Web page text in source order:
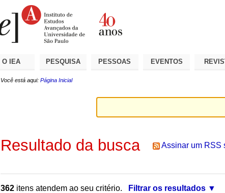
O IEA PESQUISA PESSOAS EVENTOS
Você está aqui: Página Inicial
Resultado da busca Assinar um RSS
362 itens atendem ao seu critério.
Filtrar os resultados